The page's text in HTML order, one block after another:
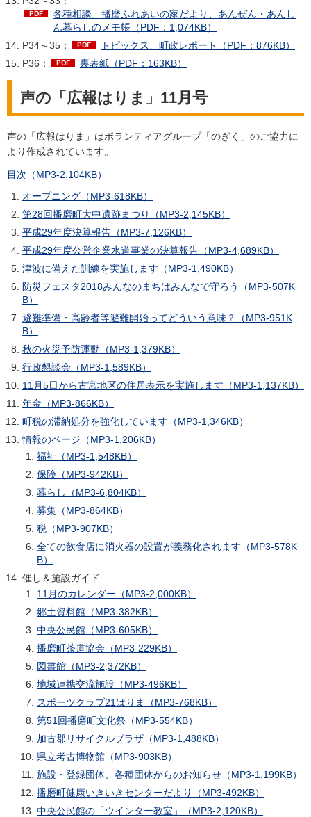
各種相談、播磨ふれあいの家だより、あんぜん・あんし
ん暮らしのメモ帳（PDF：1,074KB）
P34～35：
トピックス、町政レポート（PDF：876KB）
P36：
裏表紙（PDF：163KB）
声の「広報はりま」11月号
声の「広報はりま」はボランティアグループ「のぎく」のご協力に
より作成されています。
目次（MP3-2,104KB）
オープニング（MP3-618KB）
第28回播磨町大中遺跡まつり（MP3-2,145KB）
平成29年度決算報告（MP3-7,126KB）
平成29年度公営企業水道事業の決算報告（MP3-4,689KB）
津波に備えた訓練を実施します（MP3-1,490KB）
防災フェスタ2018みんなのまちはみんなで守ろう（MP3-507K
B）
避難準備・高齢者等避難開始ってどういう意味？（MP3-951K
B）
秋の火災予防運動（MP3-1,379KB）
行政懇談会（MP3-1,589KB）
11月5日から古宮地区の住居表示を実施します（MP3-1,137KB）
年金（MP3-866KB）
町税の滞納処分を強化しています（MP3-1,346KB）
情報のページ（MP3-1,206KB）
福祉（MP3-1,548KB）
保険（MP3-942KB）
暮らし（MP3-6,804KB）
募集（MP3-864KB）
税（MP3-907KB）
全ての飲食店に消火器の設置が義務化されます（MP3-578K
B）
催し＆施設ガイド
11月のカレンダー（MP3-2,000KB）
郷土資料館（MP3-382KB）
中央公民館（MP3-605KB）
播磨町茶道協会（MP3-229KB）
図書館（MP3-2,372KB）
地域連携交流施設（MP3-496KB）
スポーツクラブ21はりま（MP3-768KB）
第51回播磨町文化祭（MP3-554KB）
加古郡リサイクルプラザ（MP3-1,488KB）
県立考古博物館（MP3-903KB）
施設・登録団体、各種団体からのお知らせ（MP3-1,199KB）
播磨町健康いきいきセンターだより（MP3-492KB）
中央公民館の「ウインター教室」（MP3-2,120KB）